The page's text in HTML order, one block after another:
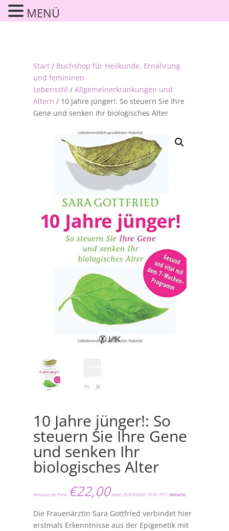
Start/ Buchshop für Heilkunde, Ernährung
und femininen
Lebensstil / Allgemeinerkrankungen und
Altern / 10 Jahre jünger!: So steuern Sie Ihre
Gene und senken Ihr biologisches Alter
10 Jahre jünger!: So
steuern Sie Ihre Gene
und senken Ihr
biologisches Alter
Amazon.de Price: €22,00(vom 25/03/2020 10:01 PST- Details)
Die Frauenärztin Sara Gottfried verbindet hier
erstmals Erkenntnisse aus der Epigenetik mit
MENÜ